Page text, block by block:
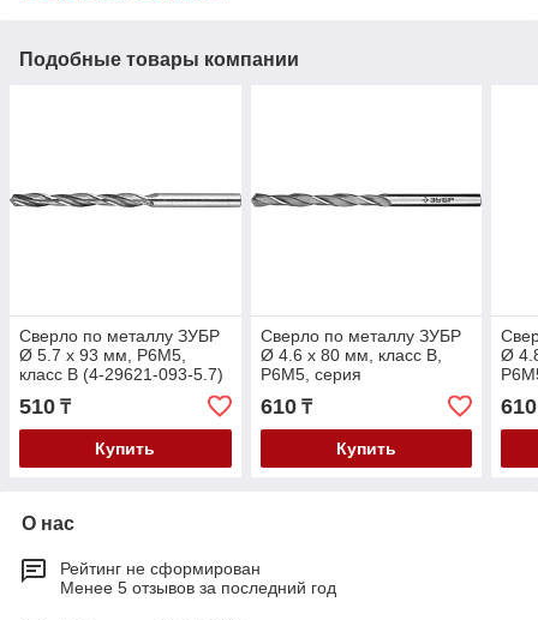
Подобные товары компании
Сверло по металлу ЗУБР
Ø 5.7 x 93 мм, Р6М5,
класс В (4-29621-093-5.7)
510 ₸
Купить
Сверло по металлу ЗУБР
Ø 4.6 x 80 мм, класс В,
Р6М5, серия
"Профессионал" (29621-
4.6)
610₸
Купить
Ø
4.8)
610
О нас
Рейтинг не сформирован
Менее 5 отзывов за последний год